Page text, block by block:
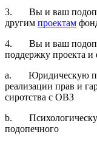
3. Вы и ваш
другим проектам
4. Вы и ваш
поддержку проекта и
a. Юридическую
реализации прав и
сиротства с ОВЗ
b.
подопечного